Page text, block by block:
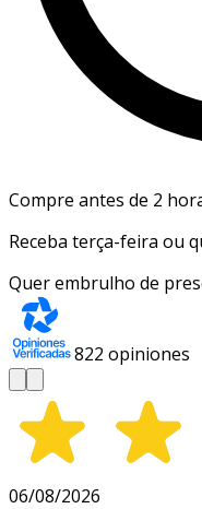
Compre antes de 2
Receba terça-feira ou
Quer embrulho de
822 opiniones
06/08/2026